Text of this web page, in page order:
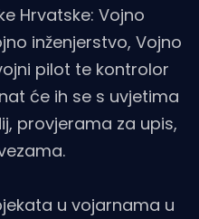
Hrvatske: Vojno
inženjerstvo, Vojno
pilot te kontrolor
će ih se s uvjetima
provjerama za upis,
u vojarnama u